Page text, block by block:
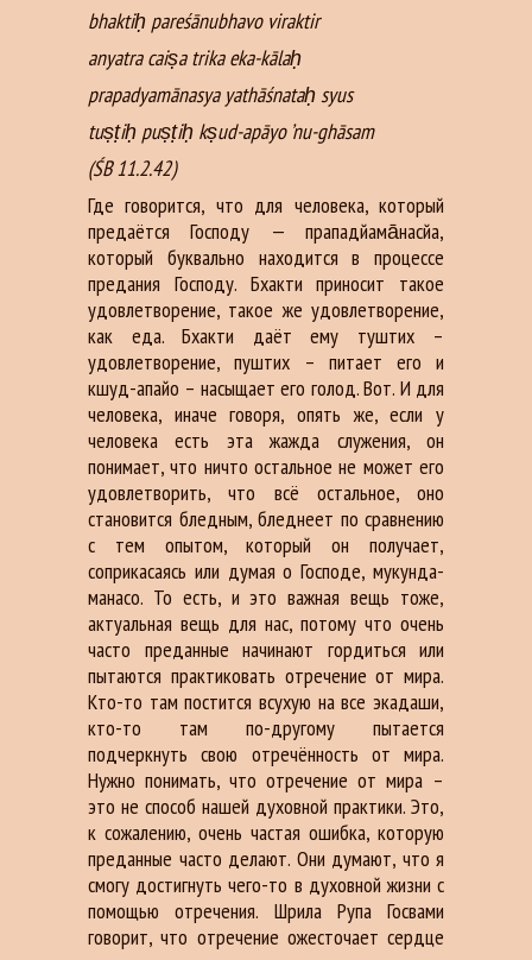
bhaktiḥ pareśānubhavo viraktir
anyatra caiṣa trika eka-kālaḥ
prapadyamānasya yathāśnataḥ syus
tuṣṭiḥ puṣṭiḥ kṣud-apāyo ’nu-ghāsam
(ŚB 11.2.42)
Где говорится, что для человека, который
предаётся Господу — прападйама̄насйа,
который буквально находится в процессе
предания Господу. Бхакти приносит такое
удовлетворение, такое же удовлетворение,
как еда. Бхакти даёт ему туштих –
удовлетворение, пуштих – питает его и
кшуд-апайо – насыщает его голод. Вот. И для
человека, иначе говоря, опять же, если у
человека есть эта жажда служения, он
понимает, что ничто остальное не может его
удовлетворить, что всё остальное, оно
становится бледным, бледнеет по сравнению
с тем опытом, который он получает,
соприкасаясь или думая о Господе, мукунда-
манасо. То есть, и это важная вещь тоже,
актуальная вещь для нас, потому что очень
часто преданные начинают гордиться или
пытаются практиковать отречение от мира.
Кто-то там постится всухую на все экадаши,
кто-то там по-другому пытается
подчеркнуть свою отречённость от мира.
Нужно понимать, что отречение от мира –
это не способ нашей духовной практики. Это,
к сожалению, очень частая ошибка, которую
преданные часто делают. Они думают, что я
смогу достигнуть чего-то в духовной жизни с
помощью отречения. Шрила Рупа Госвами
говорит, что отречение ожесточает сердце